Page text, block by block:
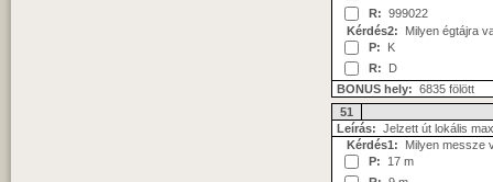
R: 999022
Kérdés2: Milyen égtájra
P: K
R: D
BONUS hely: 6835 fölött
51
Leírás: Jelzett út lokális
Kérdés1: Milyen messze
P: 17 m